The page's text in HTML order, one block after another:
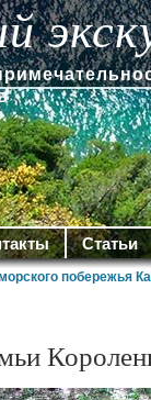
Статьи
побережья